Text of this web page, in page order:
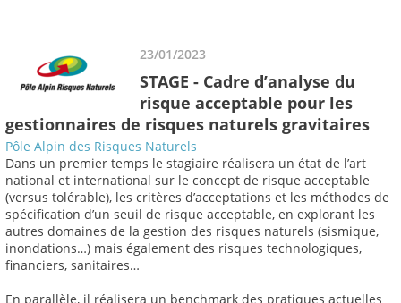
23/01/2023
STAGE - Cadre d’analyse du
risque acceptable pour les
gestionnaires de risques naturels gravitaires
Pôle Alpin des Risques Naturels
Dans un premier temps le stagiaire réalisera un état de l’art
national et international sur le concept de risque acceptable
(versus tolérable), les critères d’acceptations et les méthodes de
spécification d’un seuil de risque acceptable, en explorant les
autres domaines de la gestion des risques naturels (sismique,
inondations…) mais également des risques technologiques,
financiers, sanitaires…
En parallèle, il réalisera un benchmark des pratiques actuelles